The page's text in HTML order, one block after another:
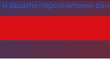
защиты персональных